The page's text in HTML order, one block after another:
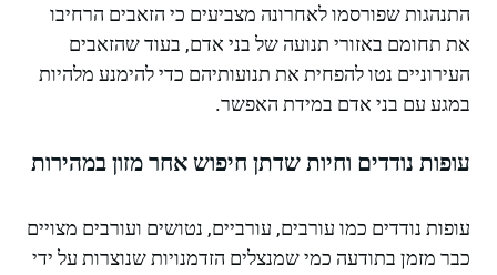
התנהגות שפורסמו לאחרונה מצביעים כי הזאבים הרחיבו
את תחומם באזורי תנועה של בני אדם, בעוד שהזאבים
העירוניים נטו להפחית את תנועותיהם כדי להימנע מלהיות
במגע עם בני אדם במידת האפשר.
עופות נודדים וחיות שדתן חיפוש אחר מזון במהירות
עופות נודדים כמו עורבים, עורביים, נטושים ועורבים מצויים
כבר מזמן בתודעה כמי שמנצלים הזדמנויות שנוצרות על ידי